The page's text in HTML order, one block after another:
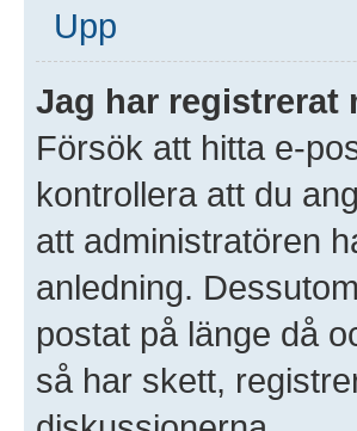
Upp
Jag har registrerat
Försök att hitta e-
kontrollera att du
att administratören
anledning.
postat på länge då
så har skett,